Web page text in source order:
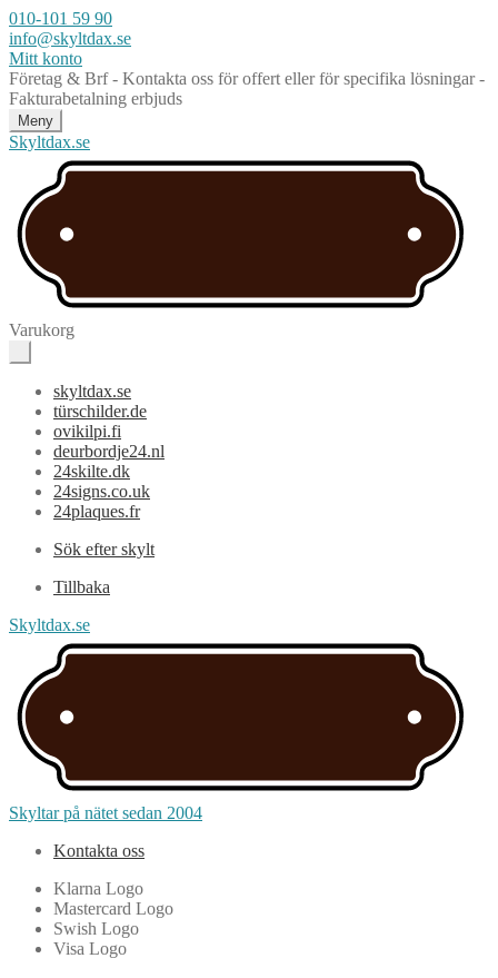
010-101 59 90
info@skyltdax.se
Mitt konto
Företag & Brf - Kontakta oss för offert eller för specifika lösningar -
Fakturabetalning erbjuds
Meny
Skyltdax.se
Varukorg
skyltdax.se
türschilder.de
ovikilpi.fi
deurbordje24.nl
24skilte.dk
24signs.co.uk
24plaques.fr
Sök efter skylt
Tillbaka
Skyltdax.se
Skyltar på nätet sedan 2004
Kontakta oss
Klarna Logo
Mastercard Logo
Swish Logo
Visa Logo